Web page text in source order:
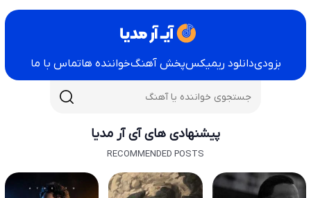
بزودیدانلود ریمیکسپخش آهنگخواننده هاتماس با ما
پیشنهادی های آی آر مدیا
RECOMMENDED POSTS